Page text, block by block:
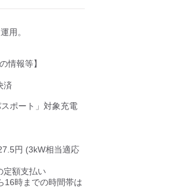
用。
情報等】
済
ポート」対象充電
円 (3kW相当適応
16時までの時間帯は